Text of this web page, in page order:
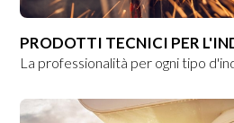
PRODOTTI TECNICI PER
La professionalità per ogni tipo